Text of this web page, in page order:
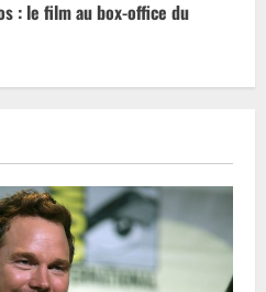
: le film au box-office du